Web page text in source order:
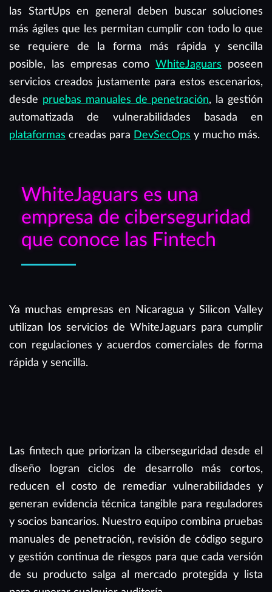
las StartUps en general deben buscar soluciones
más ágiles que les permitan cumplir con todo lo que
se requiere de la forma más rápida y sencilla
posible, las empresas comoWhiteJaguars poseen
servicios creados justamente para estos escenarios,
desde pruebas manuales de penetración, la gestión
automatizada de vulnerabilidades basada en
plataformas creadas para DevSecOps y mucho más.
WhiteJaguars es una
empresa de ciberseguridad
que conoce las Fintech
Ya muchas empresas en Nicaragua y Silicon Valley
utilizan los servicios de WhiteJaguars para cumplir
con regulaciones y acuerdos comerciales de forma
rápida y sencilla.
Las fintech que priorizan la ciberseguridad desde el
diseño logran ciclos de desarrollo más cortos,
reducen el costo de remediar vulnerabilidades y
generan evidencia técnica tangible para reguladores
y socios bancarios. Nuestro equipo combina pruebas
manuales de penetración, revisión de código seguro
y gestión continua de riesgos para que cada versión
de su producto salga al mercado protegida y lista